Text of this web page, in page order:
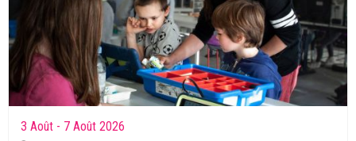
3 Août - 7 Août 2026